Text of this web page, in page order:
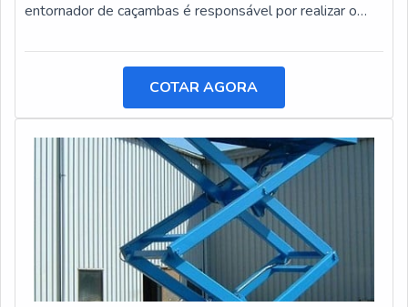
entornador de caçambas é responsável por realizar o
transporte e a descarga de materiais.
COTAR AGORA